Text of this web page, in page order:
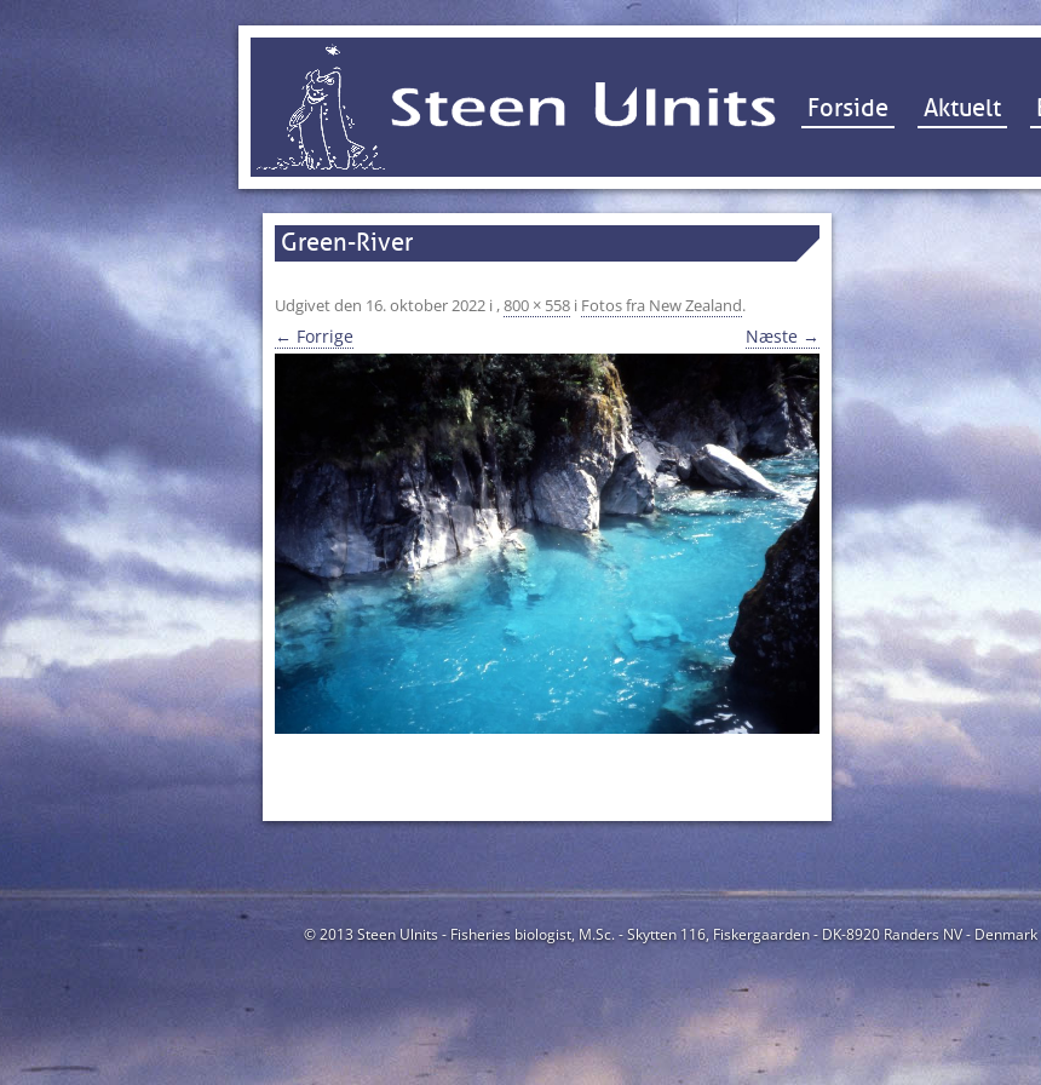
Hop til indhold
Forside Aktuelt
Green-River
Udgivet den 16. oktober 2022 i ,800 × 558 i Fotos fra New Zealand.
← Forrige Næste →
© 2013 Steen Ulnits - Fisheries biologist, M.Sc. - Skytten 116, Fiskergaarden - DK-8920 Randers NV -